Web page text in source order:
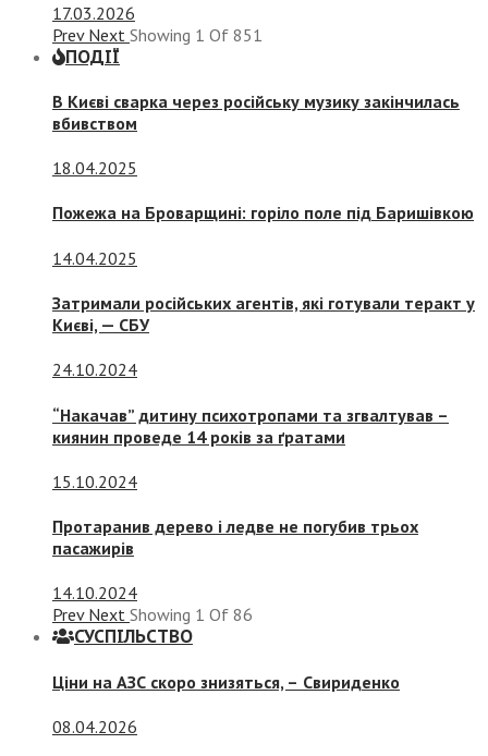
17.03.2026
Prev Next Showing 1 Of 851
ПОДІЇ
В Києві сварка через російську музику закінчилась
вбивством
18.04.2025
Пожежа на Броварщині: горіло поле під Баришівкою
14.04.2025
Затримали російських агентів, які готували теракт у
Києві, — СБУ
24.10.2024
“Накачав” дитину психотропами та згвалтував –
киянин проведе 14 років за ґратами
15.10.2024
Протаранив дерево і ледве не погубив трьох
пасажирів
14.10.2024
Prev Next Showing 1 Of 86
СУСПIЛЬСТВО
Ціни на АЗС скоро знизяться, – Свириденко
08.04.2026